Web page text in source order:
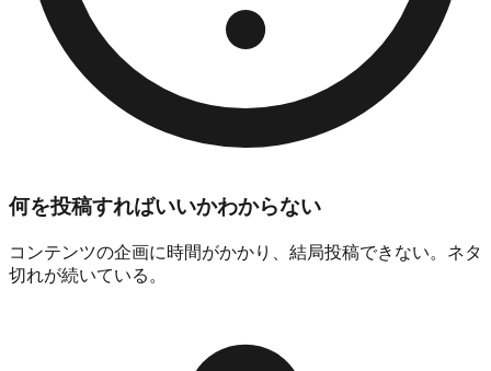
何を投稿すればいいかわからない
コンテンツの企画に時間がかかり、結局投稿できない。ネタ
切れが続いている。